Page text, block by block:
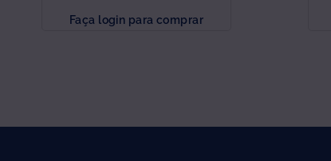
Faça login para comprar